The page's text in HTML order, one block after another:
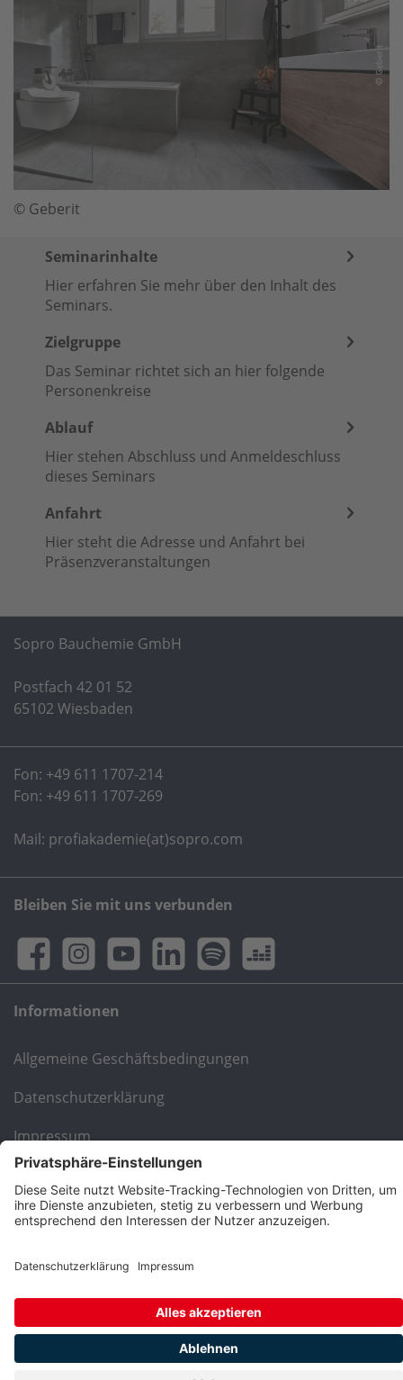
© Geberit
Seminarinhalte
Hier erfahren Sie mehr über den Inhalt des
Seminars.
Zielgruppe
Das Seminar richtet sich an hier folgende
Personenkreise
Ablauf
Hier stehen Abschluss und Anmeldeschluss
dieses Seminars
Anfahrt
Hier steht die Adresse und Anfahrt bei
Präsenzveranstaltungen
Sopro Bauchemie GmbH
Postfach 42 01 52
65102 Wiesbaden
Fon: +49 611 1707-214
Fon: +49 611 1707-269
Mail: profiakademie(at)sopro.com
Bleiben Sie mit uns verbunden
Informationen
Allgemeine Geschäftsbedingungen
Datenschutzerklärung
Impressum
Kontakt
Hinweis: * Alle Preise verstehen sich inkl. Mehrwertsteuer